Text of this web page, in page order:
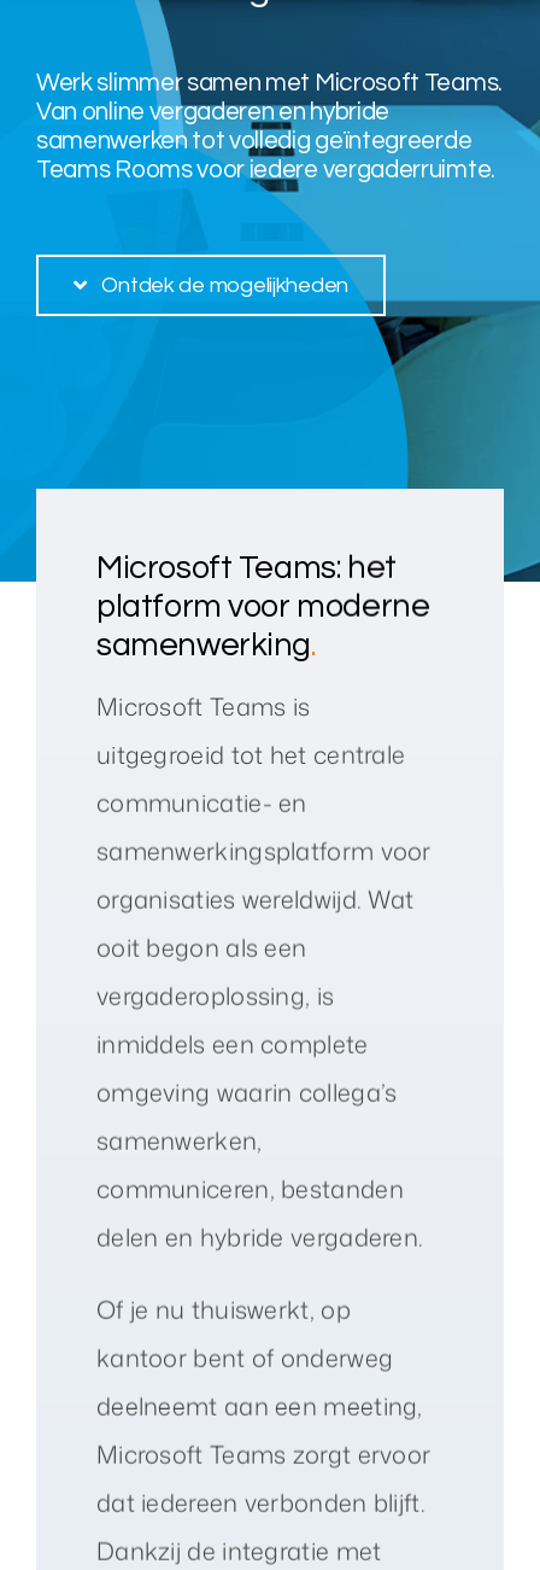
Over ons
Nieuws
Werk slimmer samen met Microsoft Teams.
Van online vergaderen en hybride
samenwerken tot volledig geïntegreerde
Teams Rooms voor iedere vergaderruimte.
Ontdek de mogelijkheden
Microsoft Teams: het
platform voor moderne
samenwerking.
Microsoft Teams is
uitgegroeid tot het centrale
communicatie- en
samenwerkingsplatform voor
organisaties wereldwijd. Wat
ooit begon als een
vergaderoplossing, is
inmiddels een complete
omgeving waarin collega’s
samenwerken,
communiceren, bestanden
delen en hybride vergaderen.
Of je nu thuiswerkt, op
kantoor bent of onderweg
deelneemt aan een meeting,
Microsoft Teams zorgt ervoor
dat iedereen verbonden blijft.
Dankzij de integratie met